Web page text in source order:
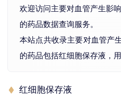
欢迎访问主要对血管产生影
的药品数据查询服务。
本站点共收录主要对血管产
的药品包括红细胞保存液，
红细胞保存液